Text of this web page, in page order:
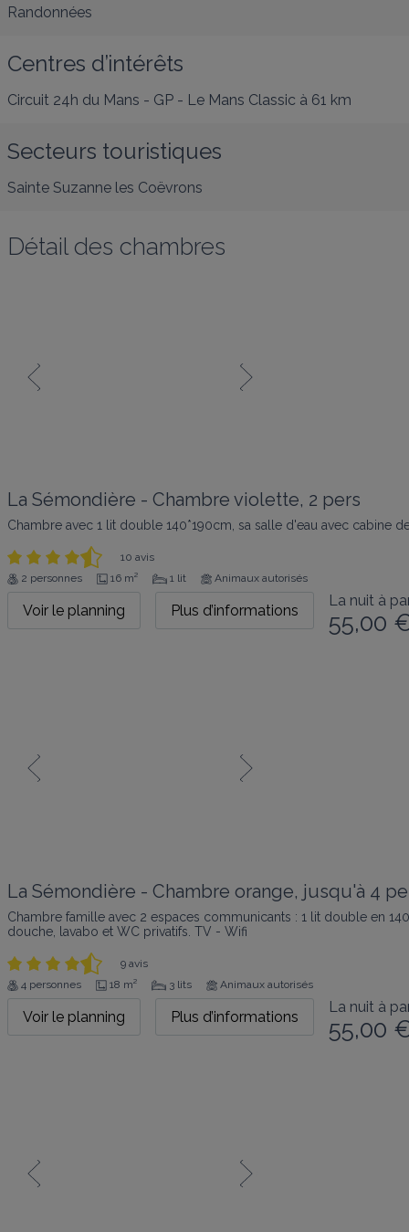
Randonnées
Centres d’intérêts
Circuit 24h du Mans - GP - Le Mans Classic à 61 km
Secteurs touristiques
Sainte Suzanne les Coëvrons
Détail des chambres
La Sémondière - Chambre violette, 2 pers
Chambre avec 1 lit double 140*190cm, sa salle d'eau avec cabine
10 avis
2 personnes
16 m² 1 lit Animaux autorisés
Voir le planning Plus d’informations
La nuit à
55,00
La Sémondière - Chambre orange, jusqu'à 4
Chambre famille avec 2 espaces communicants : 1 lit double en
douche, lavabo et WC privatifs. TV - Wifi
9 avis
4 personnes
18 m² 3 lits Animaux autorisés
Voir le planning Plus d’informations
La nuit à
55,00